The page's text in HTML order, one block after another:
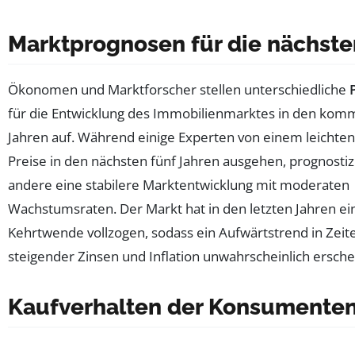
Marktprognosen für die
Ökonomen und Marktforscher stellen unterschiedliche
für die Entwicklung des Immobilienmarktes in den
Jahren auf. Während einige Experten von einem
Preise in den nächsten fünf Jahren ausgehen,
andere eine stabilere Marktentwicklung mit moderaten
Wachstumsraten. Der Markt hat in den letzten Jahren
Kehrtwende vollzogen, sodass ein Aufwärtstrend in
steigender Zinsen und Inflation unwahrscheinlich
Kaufverhalten der